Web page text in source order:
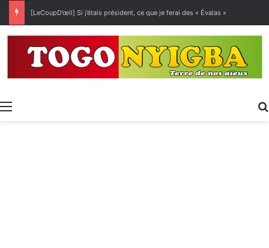
[LeCoupD’œil] Si j’étais président, ce que je ferai des « Évalas »
Menu